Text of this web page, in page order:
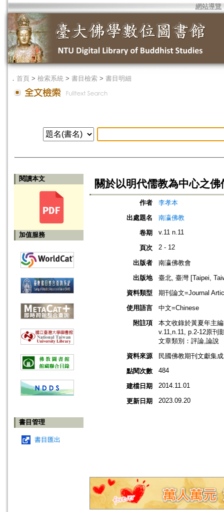
網站導覽
． 首頁 > 檢索系統 > 書目檢索 > 書目明細
閱讀本文
加值服務
書目管理
書目匯出
關於以明代儒教為中心之
作者
李孝本
出處題名
南瀛佛教
卷期
v.11 n.11
頁次 2 - 12
出版者
南瀛佛教會
出版地
臺北, 臺灣 [Taipei,
資料類型
期刊論文=Journal
使用語言
中文=Chinese
附註項
本文收錄於黃夏年主
v.11,n.11, p.2-12原刊
文章類別：評論,論說
資料來源
民國佛教期刊文獻集
點閱次數
484
建檔日期 2014.11.01
更新日期 2023.09.20